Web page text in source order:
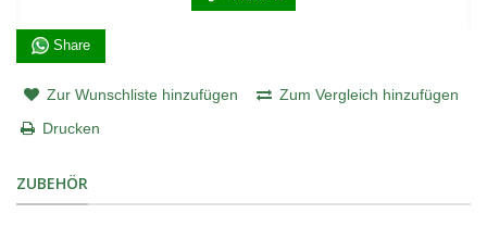
Share
Zur Wunschliste hinzufügen
Zum Vergleich hinzufügen
Drucken
ZUBEHÖR